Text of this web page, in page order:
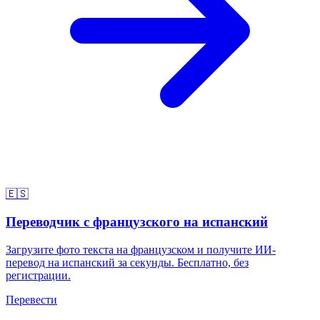
🇪🇸
Переводчик с французского на испанский
Загрузите фото текста на французском и получите ИИ-
перевод на испанский за секунды. Бесплатно, без
регистрации.
Перевести